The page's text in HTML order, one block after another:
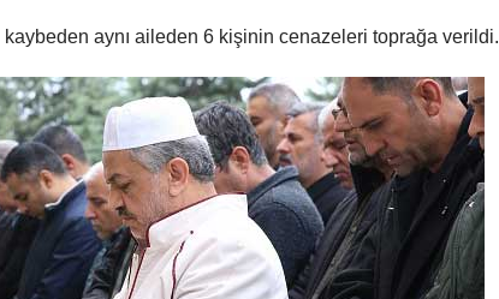
kaybeden aynı aileden 6 kişinin cenazeleri toprağa verildi.